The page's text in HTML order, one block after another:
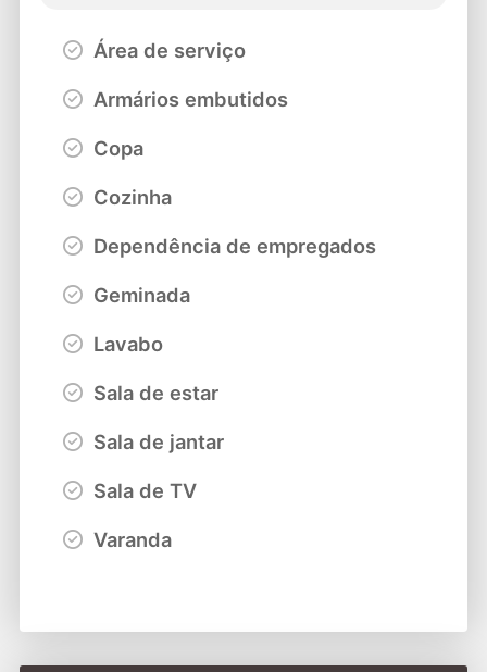
Área de serviço
Armários embutidos
Copa
Cozinha
Dependência de empregados
Geminada
Lavabo
Sala de estar
Sala de jantar
Sala de TV
Varanda